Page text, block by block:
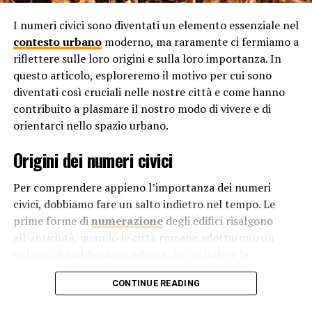
liberamente, incoraggiando la generazione di nuove
soluzioni e concetti originali.
Riduzione dello Stress
Il rumore eccessivo possono causare stress e ansia nei
dipendenti. Il silenzio, al contrario, ha dimostrato di
livelli di stress e promuovendo il benessere mentale.
Offrire agli impiegati un ambiente di lavoro tranquillo
può contribuire a creare un clima più rilassato e
positivo.
Comunicazione Efficace
Il silenzio favorisce la comunicazione efficace. Durante
le riunioni o le conversazioni di lavoro, un ambiente
I numeri civici sono diventati un elemento essenziale nel
contesto urbanomoderno, ma raramente ci fermiamo a
riflettere sulle loro origini e sulla loro importanza. In
questo articolo, esploreremo il motivo per cui sono
diventati così cruciali nelle nostre città e come hanno
contribuito a plasmare il nostro modo di vivere e di
orientarci nello spazio urbano.
Origini dei numeri civici
Per comprendere appieno l’importanza dei numeri
civici, dobbiamo fare un salto indietro nel tempo. Le
prime forme dinumerazionedegli edifici risalgono
all’antichità, quando le città romane adottarono un
numerazione degli edifici. Tuttavia, questo sistema era
più rudimentale rispetto a quello che conosciamo oggi e
CONTINUE READING